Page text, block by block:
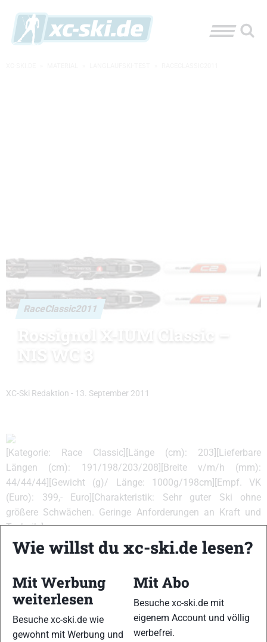
RaceClassic2011
Rossignol X-IUM Classic –
NIS WC 3
XC-Ski Redaktion - 13. September 2011
[Kategorie: Race Classic][Länge (cm): 203][Lieferbare
Längen (cm): 191/198/203/208][Breite v/m/h (mm):
44/44/44][Gewicht (g)/ Länge: 1000g/198cm][Empf. VK
(Euro): 399,- Euro][Charakteristik: Sehr guter Ski ohne
größere Schwächen. Geringe Anforderungen an Kraft und
Technik.]
{Abdruckverhalten:12,13,14}{Einschubverhalten:12,13}
{Gleitfähigkeit:12,13,14}{Führung:13,14}{Handling:13,14}
VERWANDTE ARTIKEL
Wie willst du xc-ski.de lesen?
Mit Werbung
weiterlesen
Besuche xc-ski.de wie
gewohnt mit Werbung und
Mit Abo
Besuche xc-ski.de mit
eigenem Account und völlig
werbefrei.